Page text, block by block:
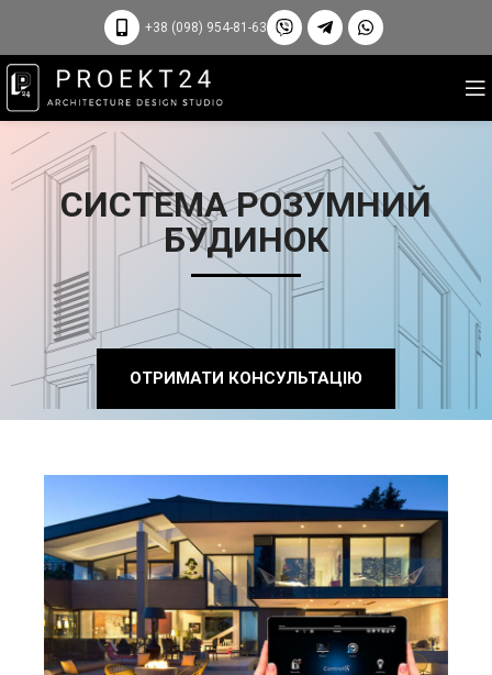
+38 (098) 954-81-63
СИСТЕМА РОЗУМНИЙ
БУДИНОК
ОТРИМАТИ КОНСУЛЬТАЦІЮ